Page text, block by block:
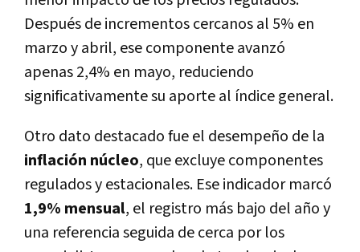
Después de incrementos cercanos al 5% en
marzo y abril, ese componente avanzó
apenas 2,4% en mayo, reduciendo
significativamente su aporte al índice general.
Otro dato destacado fue el desempeño de la
inflación núcleo, que excluye componentes
regulados y estacionales. Ese indicador marcó
1,9% mensual, el registro más bajo del año y
una referencia seguida de cerca por los